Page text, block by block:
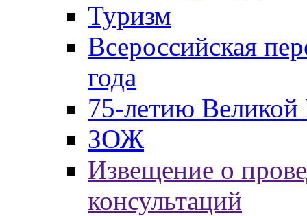
Туризм
Всероссийская
года
75-летию
ЗОЖ
Извещение о
консультаций